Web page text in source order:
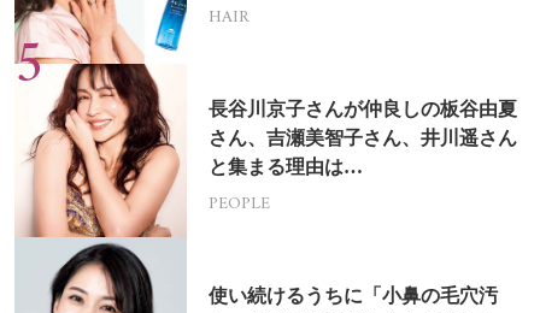
HAIR
長谷川京子さんが仲良しの板谷由夏
さん、吉瀬美智子さん、井川遥さん
と集まる理由は…
PEOPLE
使い続けるうちに「小鼻の毛穴汚